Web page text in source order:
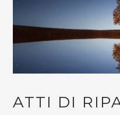
ATTI DI